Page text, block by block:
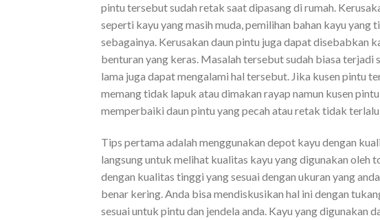
pintu tersebut sudah retak saat dipasang di rumah.
seperti kayu yang masih muda, pemilihan bahan kayu
sebagainya. Kerusakan daun pintu juga dapat disebabkan
benturan yang keras. Masalah tersebut sudah biasa terjadi
lama juga dapat mengalami hal tersebut. Jika kusen pintu
memang tidak lapuk atau dimakan rayap namun kusen
memperbaiki daun pintu yang pecah atau retak tidak
Tips pertama adalah menggunakan depot kayu dengan
langsung untuk melihat kualitas kayu yang digunakan oleh
dengan kualitas tinggi yang sesuai dengan ukuran yang
benar kering. Anda bisa mendiskusikan hal ini dengan
sesuai untuk pintu dan jendela anda. Kayu yang digunakan